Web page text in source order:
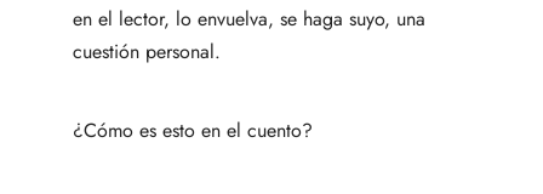
en el lector, lo envuelva, se haga suyo, una
cuestión personal.
¿Cómo es esto en el cuento?